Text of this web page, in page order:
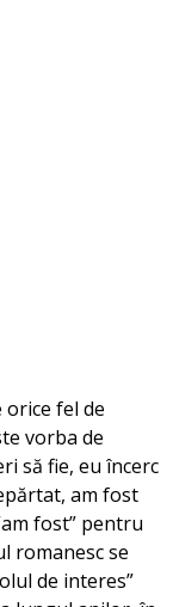
fel de
vorba de
să fie, eu încerc
am fost
fost” pentru
romanesc se
de interes”